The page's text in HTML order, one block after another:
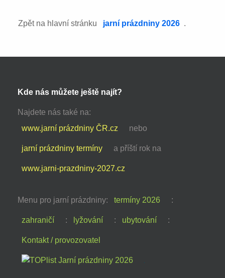
Zpět na hlavní stránku jarní prázdniny 2026 .
Kde nás můžete ještě najít?
Najdete nás také na:
www.jarní prázdniny ČR.cz
nebo
jarní prázdniny termíny a příští rok na
www.jarni-prazdniny-2027.cz
Menu pro jarní prázdniny: termíny 2026 :
zahraničí : lyžování : ubytování :
Kontakt / provozovatel